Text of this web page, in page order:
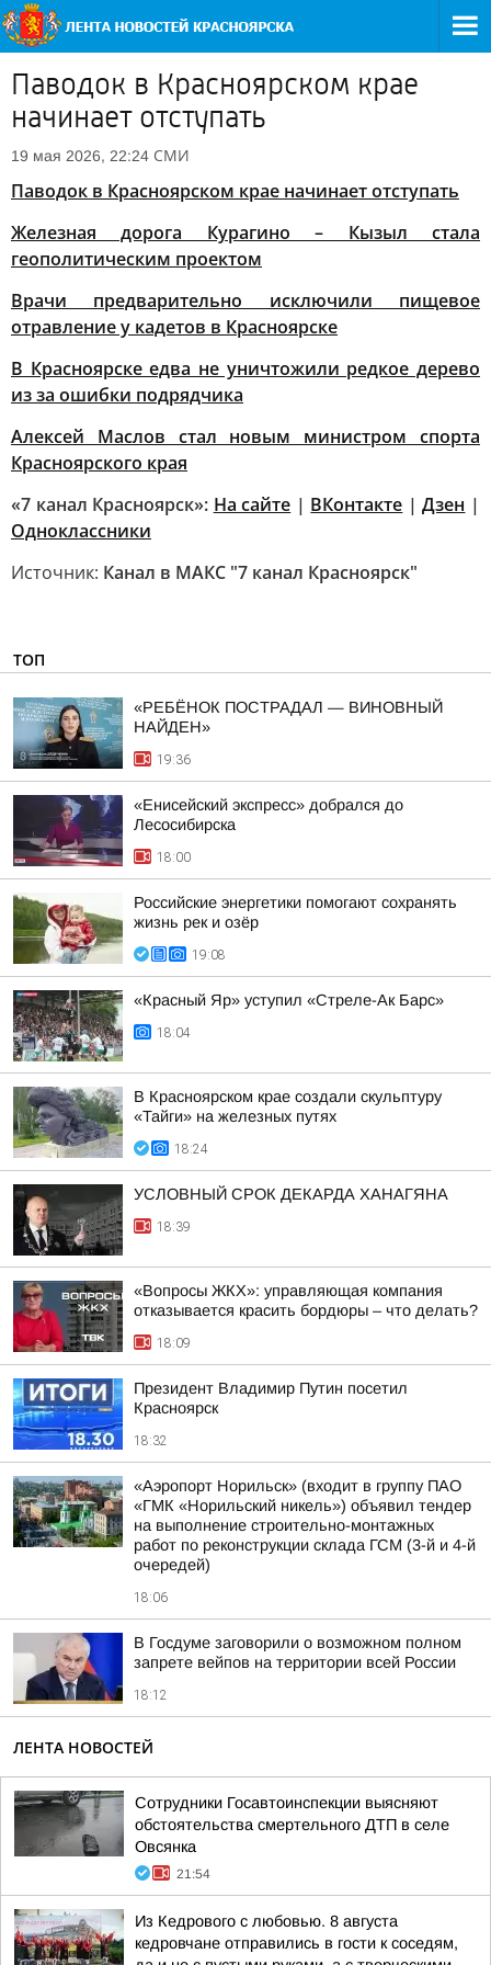
Паводок в Красноярском крае
начинает отступать
19 мая 2026, 22:24 СМИ
Паводок в Красноярском крае начинает отступать
Железная дорога Курагино – Кызыл стала
геополитическим проектом
Врачи предварительно исключили пищевое
отравление у кадетов в Красноярске
В Красноярске едва не уничтожили редкое дерево
из за ошибки подрядчика
Алексей Маслов стал новым министром спорта
Красноярского края
«7 канал Красноярск»: На сайте | ВКонтакте |Дзен |
Одноклассники
Источник: Канал в МАКС "7 канал Красноярск"
ТОП
«РЕБЁНОК ПОСТРАДАЛ — ВИНОВНЫЙ
НАЙДЕН»
19:36
«Енисейский экспресс» добрался до
Лесосибирска
18:00
Российские энергетики помогают сохранять
жизнь рек и озёр
19:08
«Красный Яр» уступил «Стреле-Ак Барс»
18:04
В Красноярском крае создали скульптуру
«Тайги» на железных путях
18:24
УСЛОВНЫЙ СРОК ДЕКАРДА ХАНАГЯНА
18:39
«Вопросы ЖКХ»: управляющая компания
отказывается красить бордюры – что делать?
18:09
Президент Владимир Путин посетил
Красноярск
18:32
«Аэропорт Норильск» (входит в группу ПАО
«ГМК «Норильский никель») объявил тендер
на выполнение строительно-монтажных
работ по реконструкции склада ГСМ (3-й и 4-й
очередей)
18:06
В Госдуме заговорили о возможном полном
запрете вейпов на территории всей России
18:12
ЛЕНТА НОВОСТЕЙ
Сотрудники Госавтоинспекции выясняют
обстоятельства смертельного ДТП в селе
Овсянка
21:54
Из Кедрового с любовью. 8 августа
кедровчане отправились в гости к соседям,